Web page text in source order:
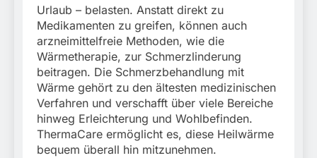
Urlaub – belasten. Anstatt direkt zu
Medikamenten zu greifen, können auch
arzneimittelfreie Methoden, wie die
Wärmetherapie, zur Schmerzlinderung
beitragen. Die Schmerzbehandlung mit
Wärme gehört zu den ältesten medizinischen
Verfahren und verschafft über viele Bereiche
hinweg Erleichterung und Wohlbefinden.
ThermaCare ermöglicht es, diese Heilwärme
bequem überall hin mitzunehmen.